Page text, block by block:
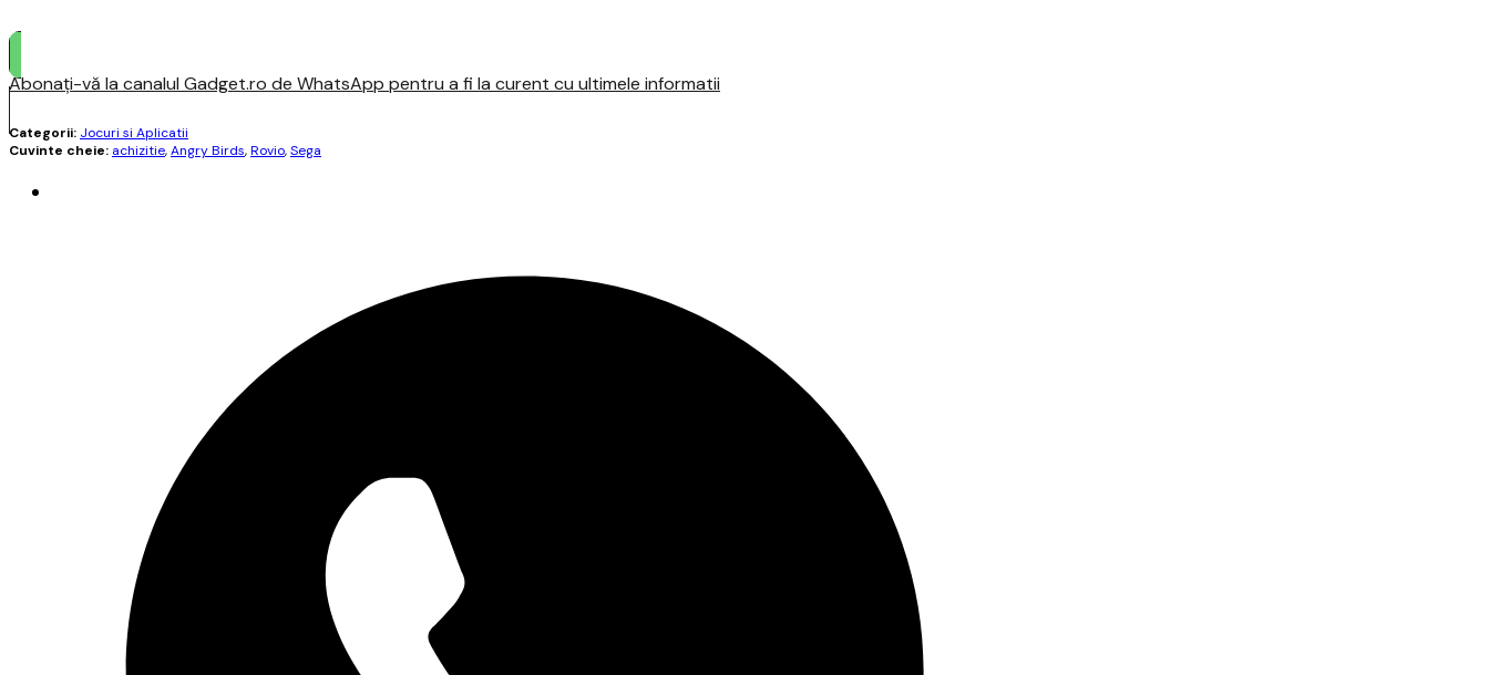
Abonați-vă la canalul Gadget.ro de WhatsApp pentru a fi la curent cu ultimele informatii
Categorii: Jocuri si Aplicatii
Cuvinte cheie: achizitie,Angry Birds,Rovio,Sega